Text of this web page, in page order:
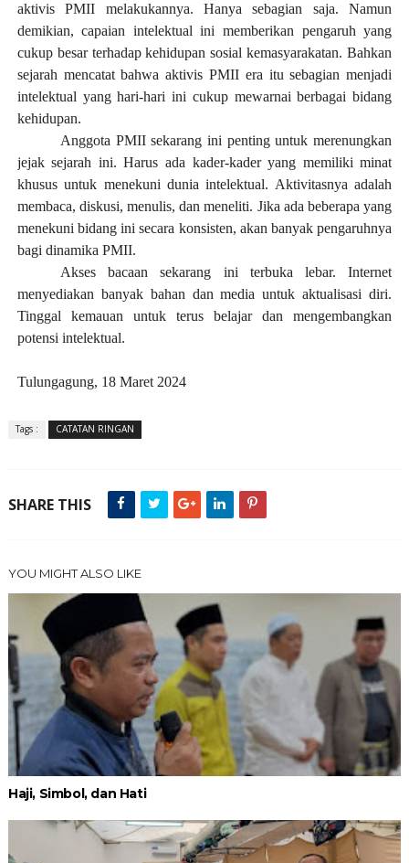
aktivis PMII melakukannya. Hanya sebagian saja. Namun
demikian, capaian intelektual ini memberikan pengaruh yang
cukup besar terhadap kehidupan sosial kemasyarakatan. Bahkan
sejarah mencatat bahwa aktivis PMII era itu sebagian menjadi
intelektual yang hari-hari ini cukup mewarnai berbagai bidang
kehidupan.
Anggota PMII sekarang ini penting untuk merenungkan
jejak sejarah ini. Harus ada kader-kader yang memiliki minat
khusus untuk menekuni dunia intelektual. Aktivitasnya adalah
membaca, diskusi, menulis, dan meneliti. Jika ada beberapa yang
menekuni bidang ini secara konsisten, akan banyak pengaruhnya
bagi dinamika PMII.
Akses bacaan sekarang ini terbuka lebar. Internet
menyediakan banyak bahan dan media untuk aktualisasi diri.
Tinggal kemauan untuk terus belajar dan mengembangkan
potensi intelektual.
Tulungagung, 18 Maret 2024
Tags : CATATAN RINGAN
SHARE THIS
YOU MIGHT ALSO LIKE
Haji, Simbol, dan Hati